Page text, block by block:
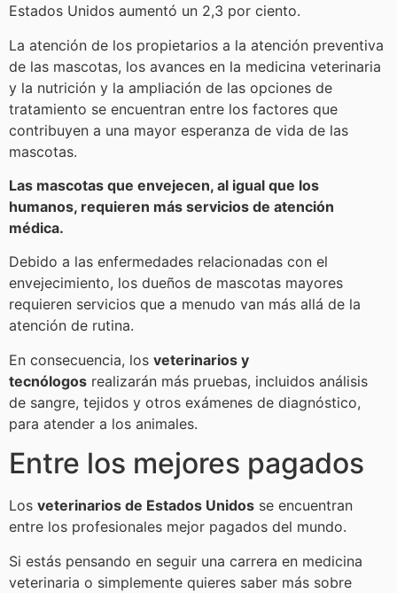
Estados Unidos aumentó un 2,3 por ciento.
La atención de los propietarios a la atención preventiva
de las mascotas, los avances en la medicina veterinaria
y la nutrición y la ampliación de las opciones de
tratamiento se encuentran entre los factores que
contribuyen a una mayor esperanza de vida de las
mascotas.
Las mascotas que envejecen, al igual que los
humanos, requieren más servicios de atención
médica.
Debido a las enfermedades relacionadas con el
envejecimiento, los dueños de mascotas mayores
requieren servicios que a menudo van más allá de la
atención de rutina.
En consecuencia, los veterinarios y
tecnólogos realizarán más pruebas, incluidos análisis
de sangre, tejidos y otros exámenes de diagnóstico,
para atender a los animales.
Entre los mejores pagados
Los veterinarios de Estados Unidos se encuentran
entre los profesionales mejor pagados del mundo.
Si estás pensando en seguir una carrera en medicina
veterinaria o simplemente quieres saber más sobre